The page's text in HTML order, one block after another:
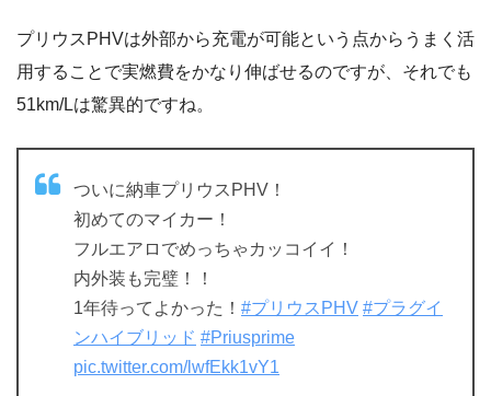
プリウスPHVは外部から充電が可能という点からうまく活
用することで実燃費をかなり伸ばせるのですが、それでも
51km/Lは驚異的ですね。
ついに納車プリウスPHV！
初めてのマイカー！
フルエアロでめっちゃカッコイイ！
内外装も完璧！！
1年待ってよかった！ #プリウスPHV #プラグイ
ンハイブリッド #Priusprime
pic.twitter.com/lwfEkk1vY1